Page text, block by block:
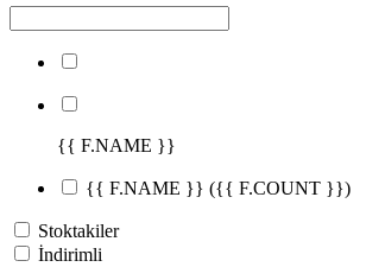
{{ F.NAME }}
{{ F.NAME }} ({{ F.COUNT }})
Stoktakiler
İndirimli